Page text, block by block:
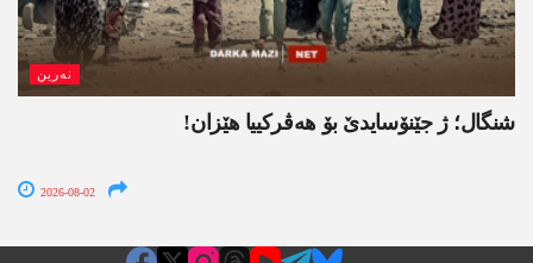
نەرین
شنگال؛ ژ جێنۆسایدێ بۆ هەڤرکییا هێزان!
2026-08-02